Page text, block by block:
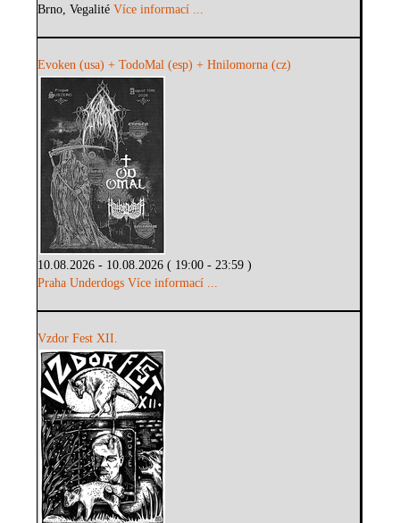
Brno, VegalitéVíce informací ...
Evoken (usa) + TodoMal (esp) + Hnilomorna (cz)
10.08.2026 - 10.08.2026 ( 19:00 - 23:59 )
Praha Underdogs Více informací ...
Vzdor Fest XII.